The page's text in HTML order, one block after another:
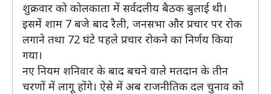
शुक्रवार को कोलकाता में सर्वदलीय बैठक बुलाई थी।
इसमें शाम 7 बजे बाद रैली, जनसभा और प्रचार पर रोक
लगाने तथा 72 घंटे पहले प्रचार रोकने का निर्णय किया
गया।
नए नियम शनिवार के बाद बचने वाले मतदान के तीन
चरणों में लागू होंगे। ऐसे में अब राजनीतिक दल चुनाव को